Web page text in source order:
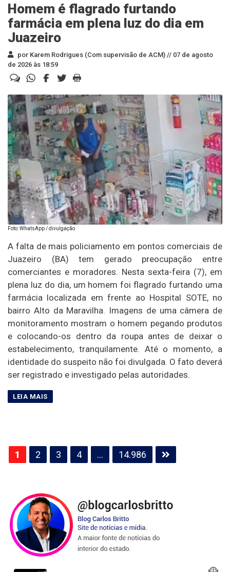
Homem é flagrado furtando
farmácia em plena luz do dia em
Juazeiro
por Karem Rodrigues (Com supervisão de ACM) // 07 de agosto
de 2026 às 18:59
Foto: WhatsApp / divulgação
A falta de mais policiamento em pontos comerciais de
Juazeiro (BA) tem gerado preocupação entre
comerciantes e moradores. Nesta sexta-feira (7), em
plena luz do dia, um homem foi flagrado furtando uma
farmácia localizada em frente ao Hospital SOTE, no
bairro Alto da Maravilha. Imagens de uma câmera de
monitoramento mostram o homem pegando produtos
e colocando-os dentro da roupa antes de deixar o
estabelecimento, tranquilamente. Até o momento, a
identidade do suspeito não foi divulgada. O fato deverá
ser registrado e investigado pelas autoridades.
Paginação
de
1 2 3 4 … 14.986